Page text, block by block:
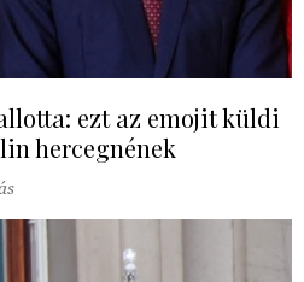
ezt az emojit küldi
hercegnének